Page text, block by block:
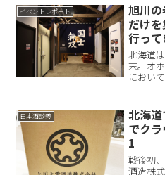
ってい
イベントレポート
旭川
だけ
行っ
北海道
末。オ
におい
ある執
酒が好
日本酒談義
北海
でク
1
戦後初
酒造株